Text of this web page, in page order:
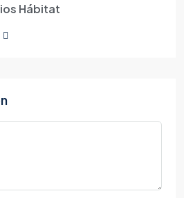
Hábitat